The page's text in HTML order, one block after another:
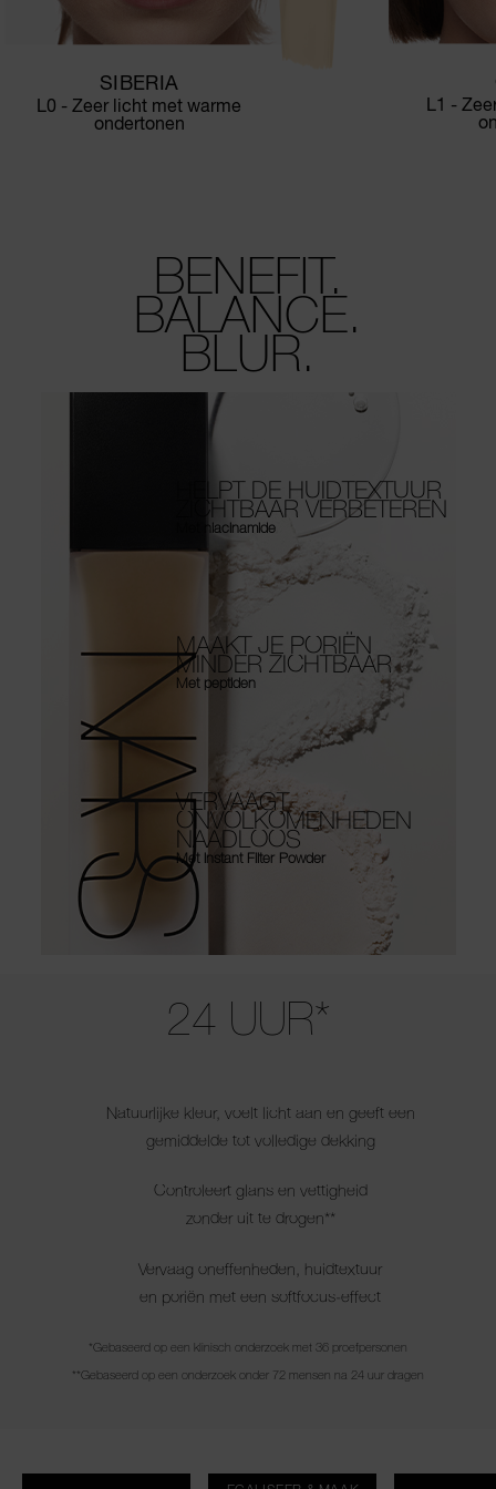
SIBERIA
L0 - Zeer licht met warme
ondertonen
L1 -
BENEFIT.
BALANCE.
BLUR.
HELPT DE HUIDTEXTUUR
ZICHTBAAR VERBETEREN
Met niacinamide
MAAKT JE PORIËN
MINDER ZICHTBAAR
Met peptiden
VERVAAGT
ONVOLKOMENHEDEN
NAADLOOS
Met Instant Filter Powder
24 UUR*
Natuurlijke kleur, voelt licht aan en geeft een
gemiddelde tot volledige dekking
Controleert glans en vettigheid
zonder uit te drogen**
Vervaag oneffenheden, huidtextuur
en poriën met een softfocus-effect
*Gebaseerd op een klinisch onderzoek met 36 proefpersonen
**Gebaseerd op een onderzoek onder 72 mensen na 24 uur dragen